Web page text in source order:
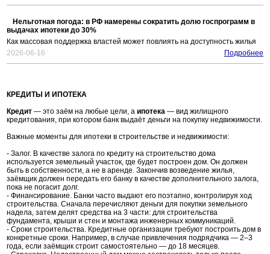
Нельготная погода: в РФ намерены сократить долю госпрограмм в
выдачах ипотеки до 30%
Как массовая поддержка властей может повлиять на доступность жилья
2026-06-16
Подробнее
КРЕДИТЫ И ИПОТЕКА
Кредит — это заём на любые цели, а ипотека — вид жилищного
кредитования, при котором банк выдаёт деньги на покупку недвижимости.
Важные моменты для ипотеки в строительстве и недвижимости:
- Залог. В качестве залога по кредиту на строительство дома
используется земельный участок, где будет построен дом. Он должен
быть в собственности, а не в аренде. Закончив возведение жилья,
заёмщик должен передать его банку в качестве дополнительного залога,
пока не погасит долг.
- Финансирование. Банки часто выдают его поэтапно, контролируя ход
строительства. Сначала перечисляют деньги для покупки земельного
надела, затем делят средства на 3 части: для строительства
фундамента, крыши и стен и монтажа инженерных коммуникаций.
- Сроки строительства. Кредитные организации требуют построить дом в
конкретные сроки. Например, в случае привлечения подрядчика — 2–3
года, если заёмщик строит самостоятельно — до 18 месяцев.